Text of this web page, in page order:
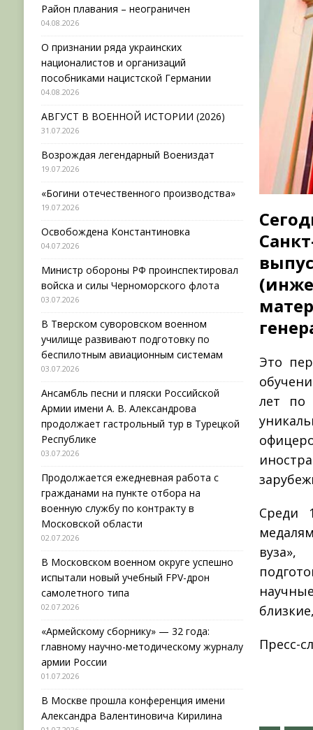
Это
лет по
Среди
Пресс-
Район плавания – неограничен
04.08.2026
О признании ряда украинских
националистов и организаций
пособниками нацистской Германии
04.08.2026
АВГУСТ В ВОЕННОЙ ИСТОРИИ (2026)
31.07.2026
Возрождая легендарный Воениздат
19.07.2026
«Богини отечественного производства»
19.07.2026
Освобождена Константиновка
04.07.2026
Министр обороны РФ проинспектировал
войска и силы Черноморского флота
03.07.2026
В Тверском суворовском военном
училище развивают подготовку по
беспилотным авиационным системам
03.07.2026
Ансамбль песни и пляски Российской
Армии имени А. В. Александрова
продолжает гастрольный тур в Турецкой
Республике
03.07.2026
Продолжается ежедневная работа с
гражданами на пункте отбора на
военную службу по контракту в
Московской области
02.07.2026
В Московском военном округе успешно
испытали новый учебный FPV-дрон
самолетного типа
02.07.2026
«Армейскому сборнику» — 32 года:
главному научно-методическому журналу
армии России
01.07.2026
В Москве прошла конференция имени
Александра Валентиновича Кирилина